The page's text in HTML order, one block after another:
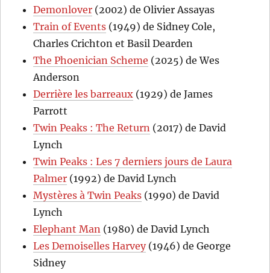
Demonlover (2002) de Olivier Assayas
Train of Events (1949) de Sidney Cole,
Charles Crichton et Basil Dearden
The Phoenician Scheme (2025) de Wes
Anderson
Derrière les barreaux (1929) de James
Parrott
Twin Peaks : The Return (2017) de David
Lynch
Twin Peaks : Les 7 derniers jours de Laura
Palmer (1992) de David Lynch
Mystères à Twin Peaks (1990) de David
Lynch
Elephant Man (1980) de David Lynch
Les Demoiselles Harvey(1946) de George
Sidney